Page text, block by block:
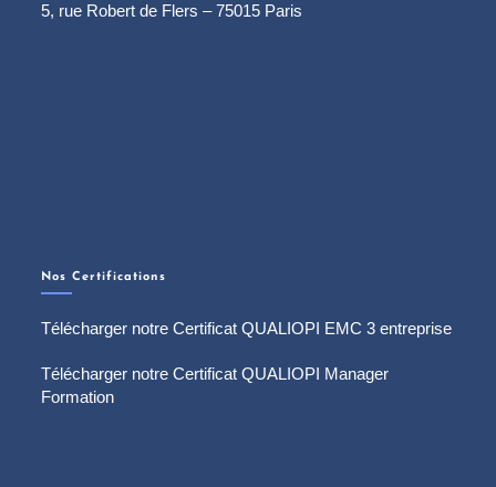
5, rue Robert de Flers – 75015 Paris
Nos Certifications
Télécharger notre Certificat QUALIOPI EMC 3 entreprise
Télécharger notre Certificat QUALIOPI Manager
Formation